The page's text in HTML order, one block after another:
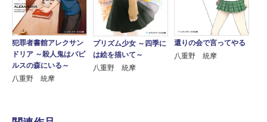
犯罪者書館アレクサン
ドリア ～殺人鬼はパピ
ルスの森にいる～
八重野 統摩
プリズム少女 ～四季に
は絵を描いて～
八重野 統摩
還りの会で言ってやる
八重野 統摩